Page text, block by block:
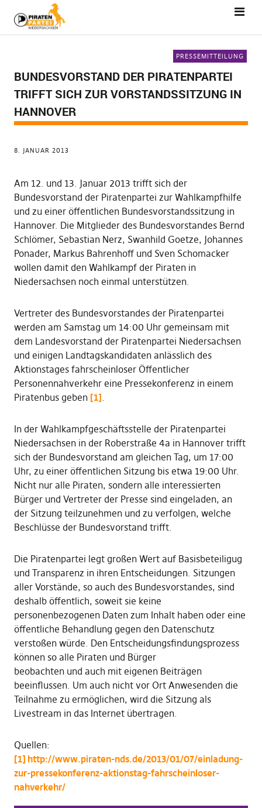
PRESSEMITTEILUNG
BUNDESVORSTAND DER PIRATENPARTEI
TRIFFT SICH ZUR VORSTANDSSITZUNG IN
HANNOVER
8. JANUAR 2013
Am 12. und 13. Januar 2013 trifft sich der
Bundesvorstand der Piratenpartei zur Wahlkampfhilfe
und zu einer öffentlichen Bundesvorstandssitzung in
Hannover. Die Mitglieder des Bundesvorstandes Bernd
Schlömer, Sebastian Nerz, Swanhild Goetze, Johannes
Ponader, Markus Bahrenhoff und Sven Schomacker
wollen damit den Wahlkampf der Piraten in
Niedersachsen noch einmal unterstützen.
Vertreter des Bundesvorstandes der Piratenpartei
werden am Samstag um 14:00 Uhr gemeinsam mit
dem Landesvorstand der Piratenpartei Niedersachsen
und einigen Landtagskandidaten anlässlich des
Aktionstages fahrscheinloser Öffentlicher
Personennahverkehr eine Pressekonferenz in einem
Piratenbus geben [1].
In der Wahlkampfgeschäftsstelle der Piratenpartei
Niedersachsen in der Roberstraße 4a in Hannover trifft
sich der Bundesvorstand am gleichen Tag, um 17:00
Uhr, zu einer öffentlichen Sitzung bis etwa 19:00 Uhr.
Nicht nur alle Piraten, sondern alle interessierten
Bürger und Vertreter der Presse sind eingeladen, an
der Sitzung teilzunehmen und zu verfolgen, welche
Beschlüsse der Bundesvorstand trifft.
Die Piratenpartei legt großen Wert auf Basisbeteiligug
und Transparenz in ihren Entscheidungen. Sitzungen
aller Vorstände, so auch des Bundesvorstandes, sind
deshalb öffentlich, soweit sie keine
personenbezogenen Daten zum Inhalt haben oder eine
öffentliche Behandlung gegen den Datenschutz
verstoßen würde. Den Entscheidungsfindungsprozess
können so alle Piraten und Bürger
beobachten und auch mit eigenen Beiträgen
beeinflussen. Um auch nicht vor Ort Anwesenden die
Teilnahme zu ermöglichen, wird die Sitzung als
Livestream in das Internet übertragen.
Quellen:
[1] http://www.piraten-nds.de/2013/01/07/einladung-
zur-pressekonferenz-aktionstag-fahrscheinloser-
nahverkehr/